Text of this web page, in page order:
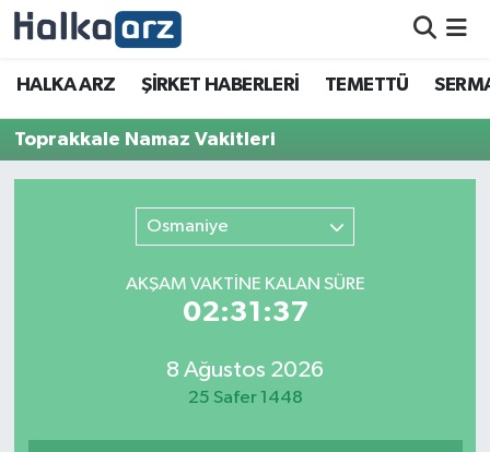
HALKA ARZ ŞİRKET HABERLERİ TEMETTÜ
Toprakkale Namaz Vakitleri
Osmaniye
AKŞAM VAKTİNE KALAN SÜRE
02:31:37
8 Ağustos 2026
25 Safer 1448
HALKA ARZ
SERMAYE ARTIRIMI
TEMETTÜ